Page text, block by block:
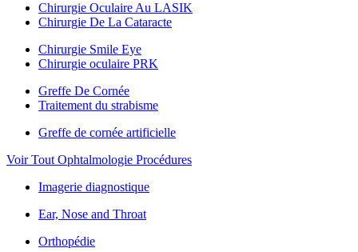
Chirurgie Oculaire Au LASIK
Chirurgie De La Cataracte
Chirurgie Smile Eye
Chirurgie oculaire PRK
Greffe De Cornée
Traitement du strabisme
Greffe de cornée artificielle
Voir Tout Ophtalmologie Procédures
Imagerie diagnostique
Ear, Nose and Throat
Orthopédie